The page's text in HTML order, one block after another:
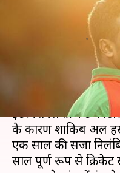
अल हसन
Aug
मैच-फिक्सिंग के लिए
इंटरनेशनल क्रिकेट
के कारण शाकिब अल
एक साल की सजा
साल पूर्ण रूप से